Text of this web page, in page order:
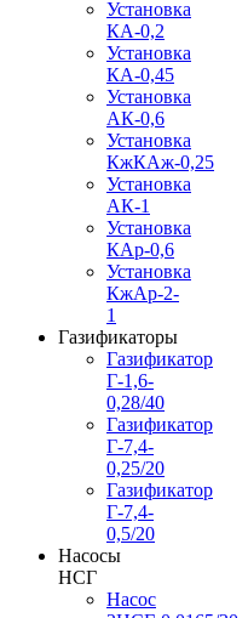
Установка
КА-0,2
Установка
КА-0,45
Установка
АК-0,6
Установка
КжКАж-0,25
Установка
АК-1
Установка
КАр-0,6
Установка
КжАр-2-
1
Газификаторы
Газификатор
Г-1,6-
0,28/40
Газификатор
Г-7,4-
0,25/20
Газификатор
Г-7,4-
0,5/20
Насосы
НСГ
Насос